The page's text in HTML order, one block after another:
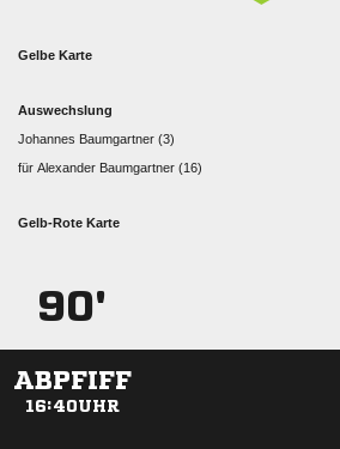
Gelbe Karte
Auswechslung
  
für  
Gelb-Rote Karte
90'
ABPFIFF
16:40UHR